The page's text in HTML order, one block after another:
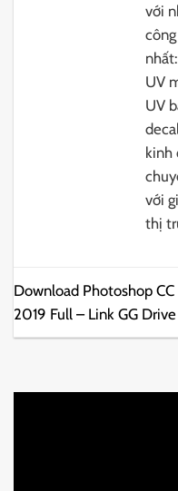
với
UV
UV
kinh
với
thị
Download Photoshop CC
2019 Full – Link GG Drive